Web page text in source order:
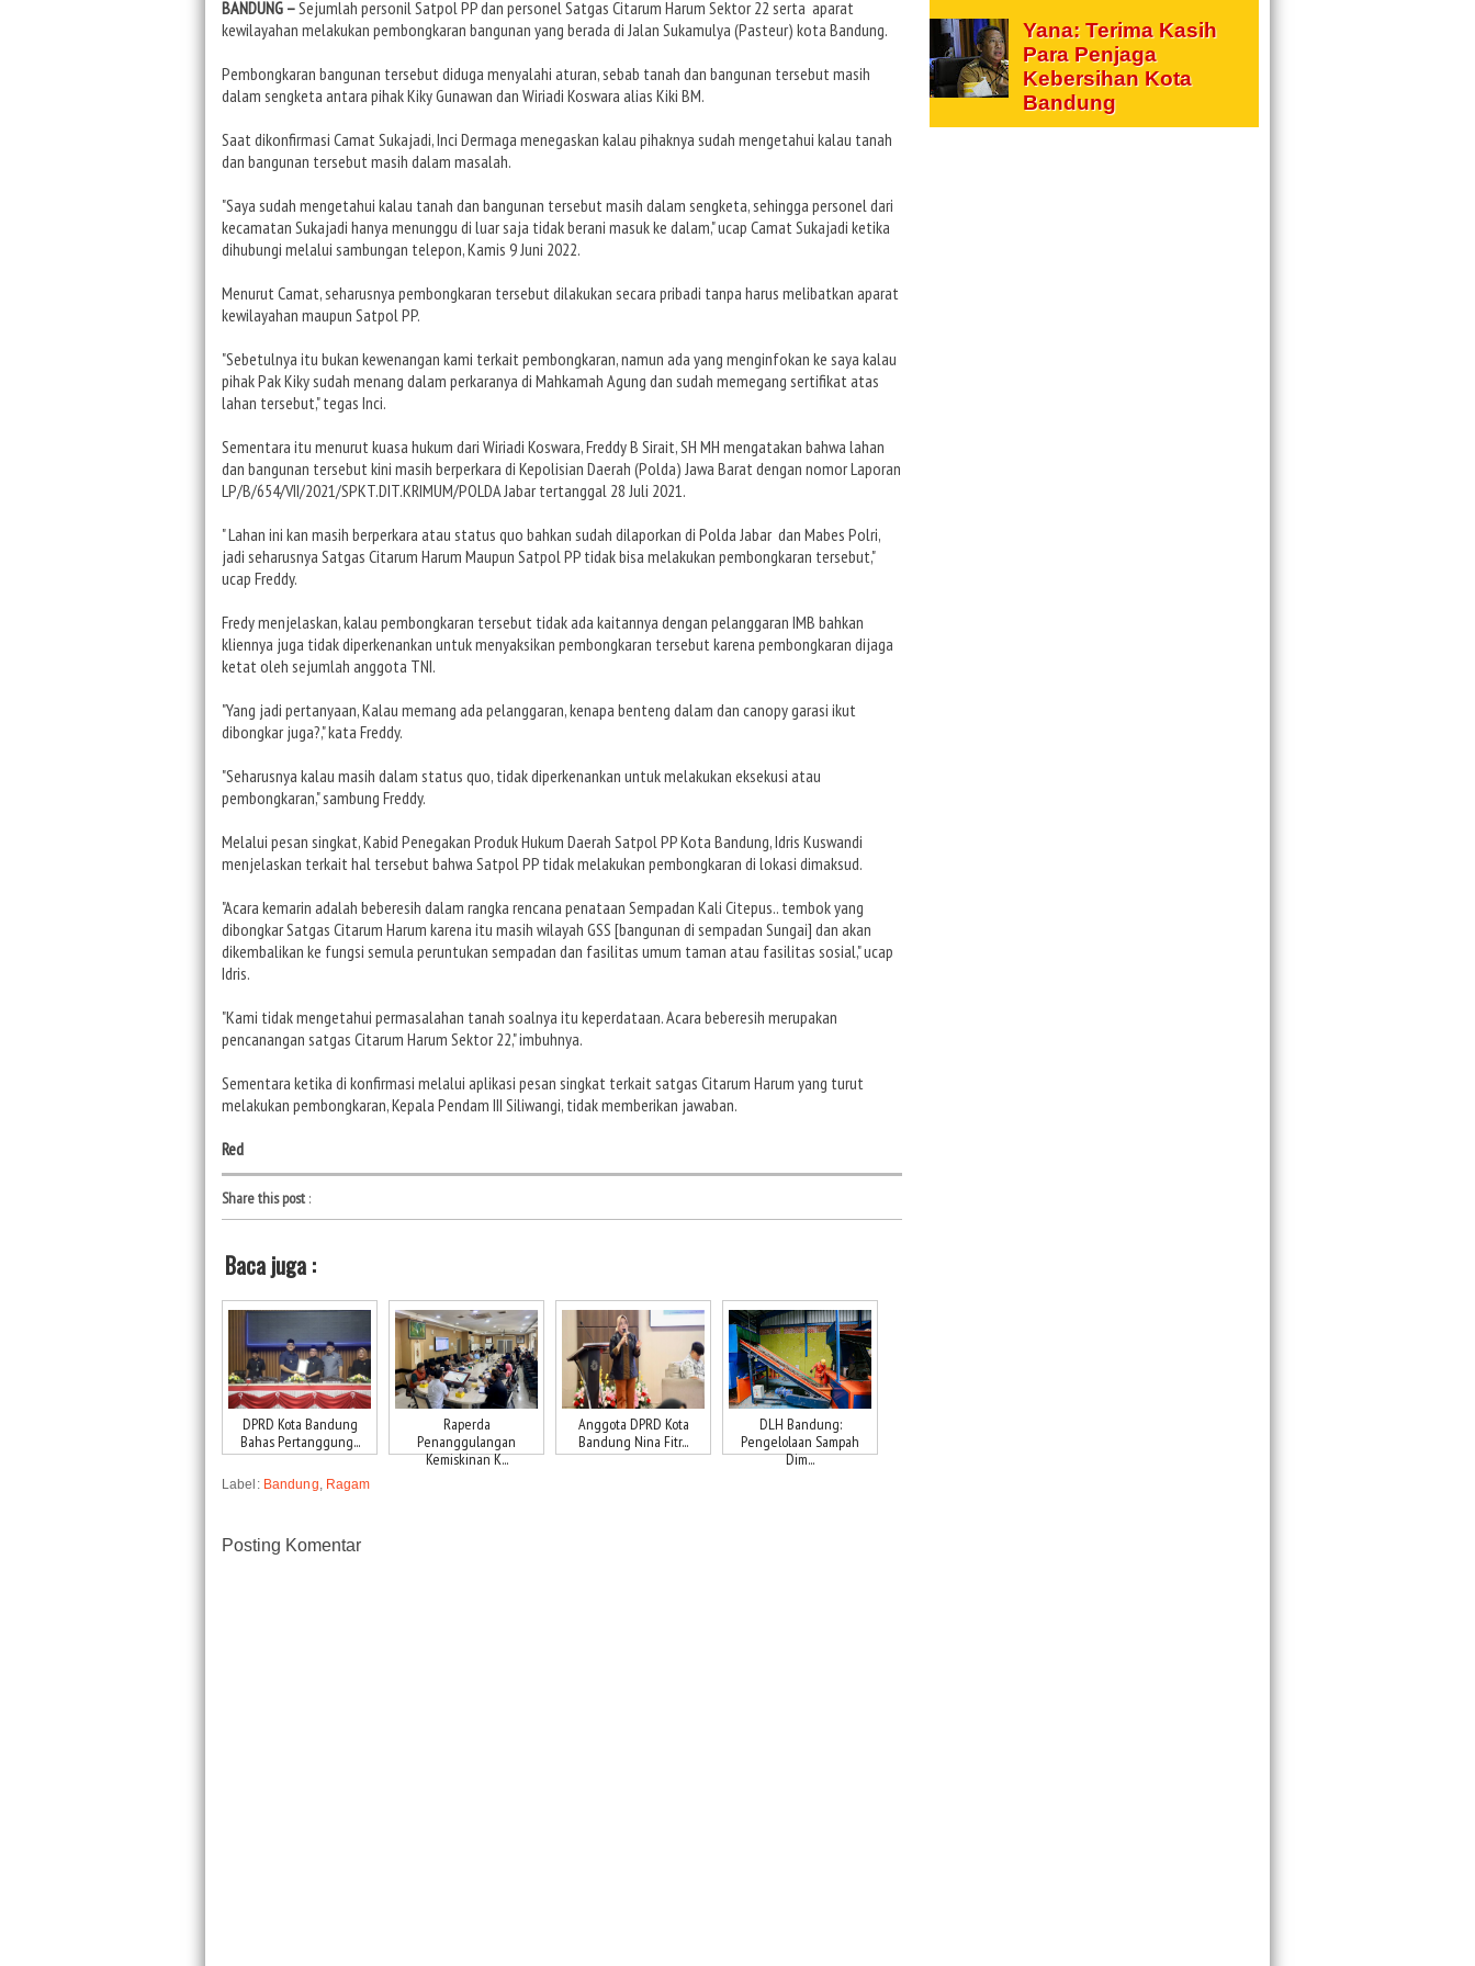
BANDUNG –Sejumlah personil Satpol PP dan personel Satgas Citarum Harum Sektor 22 serta aparat
kewilayahan melakukan pembongkaran bangunan yang berada di Jalan Sukamulya (Pasteur) kota Bandung.
Pembongkaran bangunan tersebut diduga menyalahi aturan, sebab tanah dan bangunan tersebut masih
dalam sengketa antara pihak Kiky Gunawan dan Wiriadi Koswara alias Kiki BM.
Saat dikonfirmasi Camat Sukajadi, Inci Dermaga menegaskan kalau pihaknya sudah mengetahui kalau tanah
dan bangunan tersebut masih dalam masalah.
"Saya sudah mengetahui kalau tanah dan bangunan tersebut masih dalam sengketa, sehingga personel dari
kecamatan Sukajadi hanya menunggu di luar saja tidak berani masuk ke dalam," ucap Camat Sukajadi ketika
dihubungi melalui sambungan telepon, Kamis 9 Juni 2022.
Menurut Camat, seharusnya pembongkaran tersebut dilakukan secara pribadi tanpa harus melibatkan aparat
kewilayahan maupun Satpol PP.
"Sebetulnya itu bukan kewenangan kami terkait pembongkaran, namun ada yang menginfokan ke saya kalau
pihak Pak Kiky sudah menang dalam perkaranya di Mahkamah Agung dan sudah memegang sertifikat atas
lahan tersebut," tegas Inci.
Sementara itu menurut kuasa hukum dari Wiriadi Koswara, Freddy B Sirait, SH MH mengatakan bahwa lahan
dan bangunan tersebut kini masih berperkara di Kepolisian Daerah (Polda) Jawa Barat dengan nomor Laporan
LP/B/654/VII/2021/SPKT.DIT.KRIMUM/POLDA Jabar tertanggal 28 Juli 2021.
" Lahan ini kan masih berperkara atau status quo bahkan sudah dilaporkan di Polda Jabar dan Mabes Polri,
jadi seharusnya Satgas Citarum Harum Maupun Satpol PP tidak bisa melakukan pembongkaran tersebut,"
ucap Freddy.
Fredy menjelaskan, kalau pembongkaran tersebut tidak ada kaitannya dengan pelanggaran IMB bahkan
kliennya juga tidak diperkenankan untuk menyaksikan pembongkaran tersebut karena pembongkaran dijaga
ketat oleh sejumlah anggota TNI.
"Yang jadi pertanyaan, Kalau memang ada pelanggaran, kenapa benteng dalam dan canopy garasi ikut
dibongkar juga?," kata Freddy.
"Seharusnya kalau masih dalam status quo, tidak diperkenankan untuk melakukan eksekusi atau
pembongkaran," sambung Freddy.
Melalui pesan singkat, Kabid Penegakan Produk Hukum Daerah Satpol PP Kota Bandung, Idris Kuswandi
menjelaskan terkait hal tersebut bahwa Satpol PP tidak melakukan pembongkaran di lokasi dimaksud.
"Acara kemarin adalah beberesih dalam rangka rencana penataan Sempadan Kali Citepus.. tembok yang
dibongkar Satgas Citarum Harum karena itu masih wilayah GSS [bangunan di sempadan Sungai] dan akan
dikembalikan ke fungsi semula peruntukan sempadan dan fasilitas umum taman atau fasilitas sosial," ucap
Idris.
"Kami tidak mengetahui permasalahan tanah soalnya itu keperdataan. Acara beberesih merupakan
pencanangan satgas Citarum Harum Sektor 22," imbuhnya.
Sementara ketika di konfirmasi melalui aplikasi pesan singkat terkait satgas Citarum Harum yang turut
melakukan pembongkaran, Kepala Pendam III Siliwangi, tidak memberikan jawaban.
Red
Share this post:
Baca juga :
DPRD Kota Bandung
Bahas Pertanggung...
Raperda
Penanggulangan
Kemiskinan K...
Anggota DPRD Kota
Bandung Nina Fitr...
DLH Bandung:
Pengelolaan Sampah
Dim...
Label: Bandung Ragam
Posting Komentar
Yana: Terima Kasih
Para Penjaga
Kebersihan Kota
Bandung